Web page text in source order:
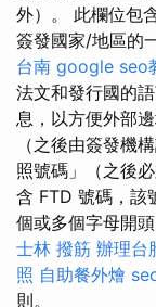
外）。 此欄位包
簽發國家/地區的
台南 google seo
法文和發行國的
息，以方便外部
（之後由簽發機
照號碼」（之後
含 FTD 號碼，該
個或多個字母開
士林 撥筋 辦理台
照 自助餐外燴
則。